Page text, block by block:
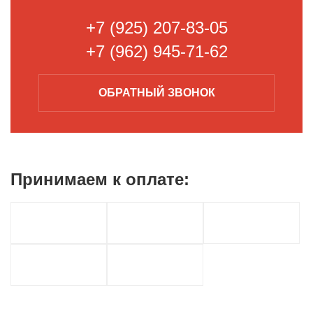
+7 (925) 207-83-05
+7 (962) 945-71-62
ОБРАТНЫЙ ЗВОНОК
Принимаем к оплате: